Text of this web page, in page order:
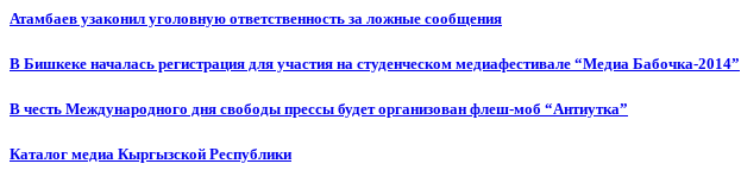
Атамбаев узаконил уголовную ответственность за ложные сообщения
В Бишкеке началась регистрация для участия на студенческом медиафестивале “Медиа Бабочка-2014”
В честь Международного дня свободы прессы будет организован флеш-моб “Антиутка”
Каталог медиа Кыргызской Республики